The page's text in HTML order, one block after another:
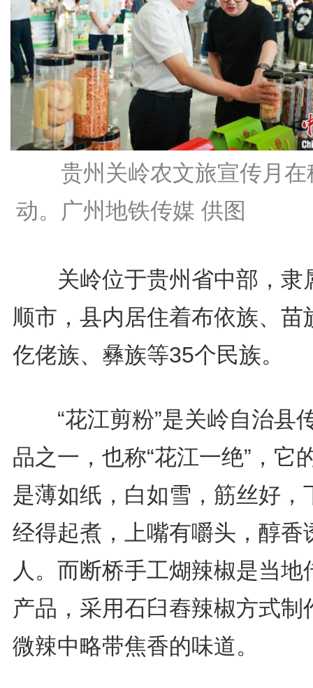
贵州关岭农文旅宣传月在
动。广州地铁传媒 供图
关岭位于贵州省中部，隶
顺市，县内居住着布依族、苗
仡佬族、彝族等35个民族。
“花江剪粉”是关岭自治县
品之一，也称“花江一绝”，它
是薄如纸，白如雪，筋丝好，
经得起煮，上嘴有嚼头，醇香
人。而断桥手工煳辣椒是当地
产品，采用石臼舂辣椒方式制
微辣中略带焦香的味道。